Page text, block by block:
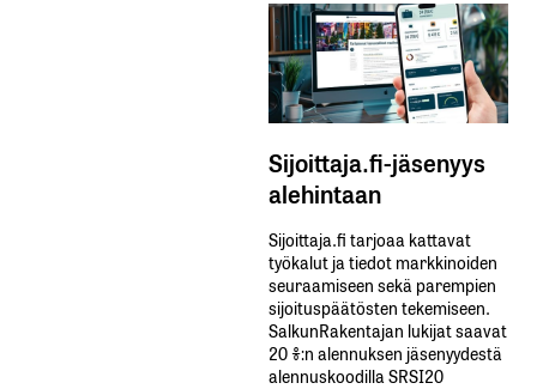
Sijoittaja.fi-jäsenyys
alehintaan
Sijoittaja.fi tarjoaa kattavat
työkalut ja tiedot markkinoiden
seuraamiseen sekä parempien
sijoituspäätösten tekemiseen.
SalkunRakentajan lukijat saavat
20 %:n alennuksen jäsenyydestä
alennuskoodilla SRSI20